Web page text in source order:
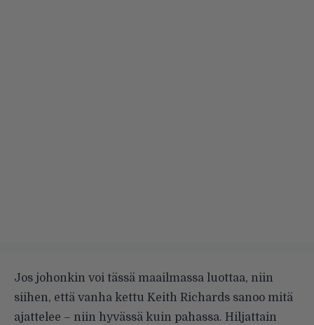
Jos johonkin voi tässä maailmassa luottaa, niin
siihen, että vanha kettu Keith Richards sanoo mitä
ajattelee – niin hyvässä kuin pahassa. Hiljattain